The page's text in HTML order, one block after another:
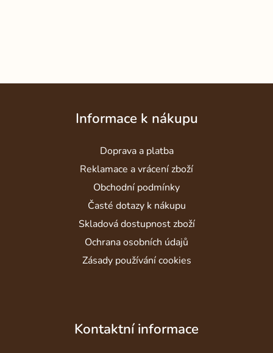
Informace k nákupu
Doprava a platba
Reklamace a vrácení zboží
Obchodní podmínky
Časté dotazy k nákupu
Skladová dostupnost zboží
Ochrana osobních údajů
Zásady používání cookies
Kontaktní informace